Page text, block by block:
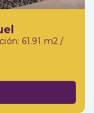
61.91 m2 /